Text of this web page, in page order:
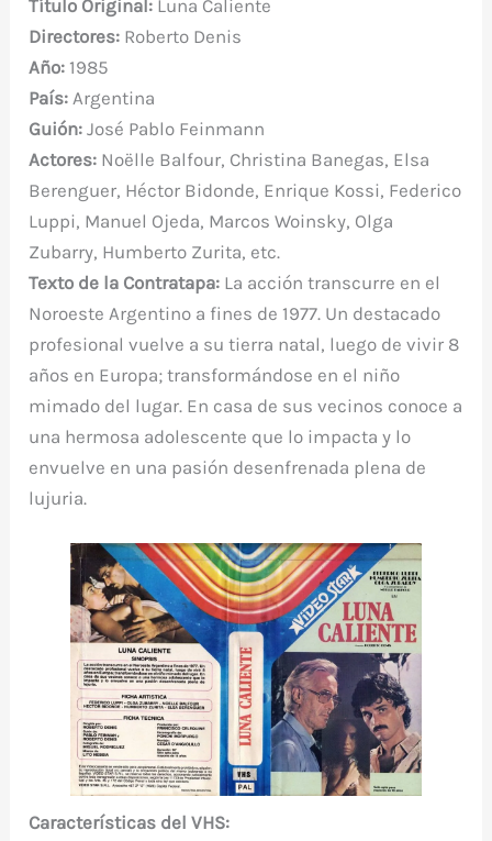
c
e
b
o
o
k
it
te
r
er
e
at
s
p
p
m
r
Título Original: Luna Caliente
Directores: Roberto Denis
Año: 1985
País: Argentina
Guión: José Pablo Feinmann
Actores: Noëlle Balfour, Christina Banegas, Elsa
Berenguer, Héctor Bidonde, Enrique Kossi, Federico
Luppi, Manuel Ojeda, Marcos Woinsky, Olga
Zubarry, Humberto Zurita, etc.
Texto de la Contratapa: La acción transcurre en el
Noroeste Argentino a fines de 1977. Un destacado
profesional vuelve a su tierra natal, luego de vivir 8
años en Europa; transformándose en el niño
mimado del lugar. En casa de sus vecinos conoce a
una hermosa adolescente que lo impacta y lo
envuelve en una pasión desenfrenada plena de
lujuria.
Características del VHS: